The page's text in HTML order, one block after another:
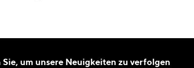
um unsere Neuigkeiten zu verfolgen